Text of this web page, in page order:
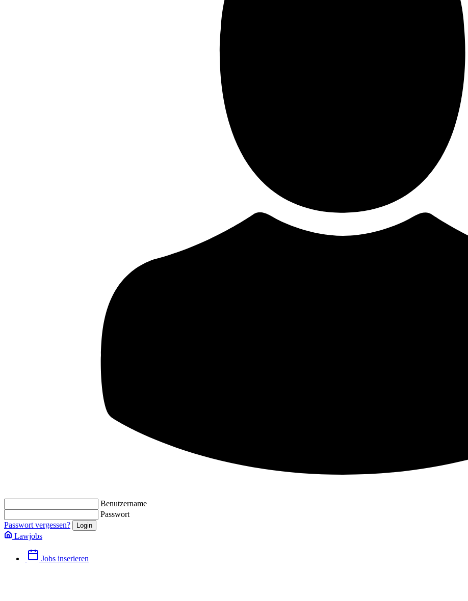
Benutzername
Passwort
Passwort vergessen?
Lawjobs
Jobs inserieren